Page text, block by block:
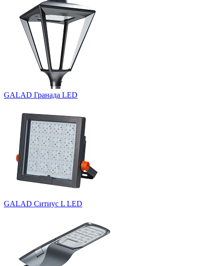
GALAD Гранада LED
GALAD Ситиус L LED